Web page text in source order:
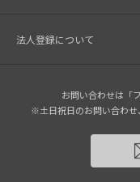
法人登録について
お問い合わせは「
※土日祝日のお問い合わせ